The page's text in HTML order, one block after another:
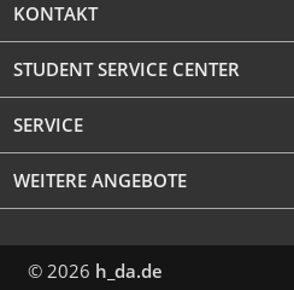
KONTAKT
STUDENT SERVICE CENTER
SERVICE
WEITERE ANGEBOTE
© 2026 h_da.de